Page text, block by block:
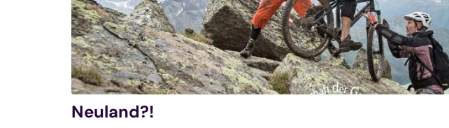
Neuland?!